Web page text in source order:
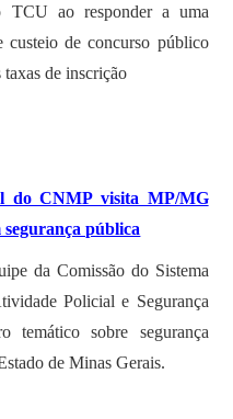
TCU ao responder a uma
custeio de concurso público
de inscrição
do CNMP visita MP/MG
segurança pública
da Comissão do Sistema
Policial e Segurança
temático sobre segurança
de Minas Gerais.